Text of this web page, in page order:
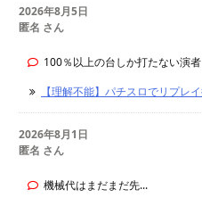
2026年8月5日
匿名 さん
100％以上の台しか打たない演
【理解不能】パチスロでリプレ
2026年8月1日
匿名 さん
機械代はまだまだ先...